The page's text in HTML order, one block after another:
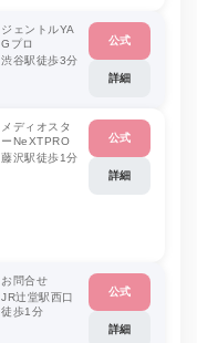
ジェントルYA
Gプロ
渋谷駅徒歩3分
公式
詳細
メディオスタ
ーNeXTPRO
藤沢駅徒歩1分
公式
詳細
お問合せ
JR辻堂駅西口
徒歩1分
公式
詳細